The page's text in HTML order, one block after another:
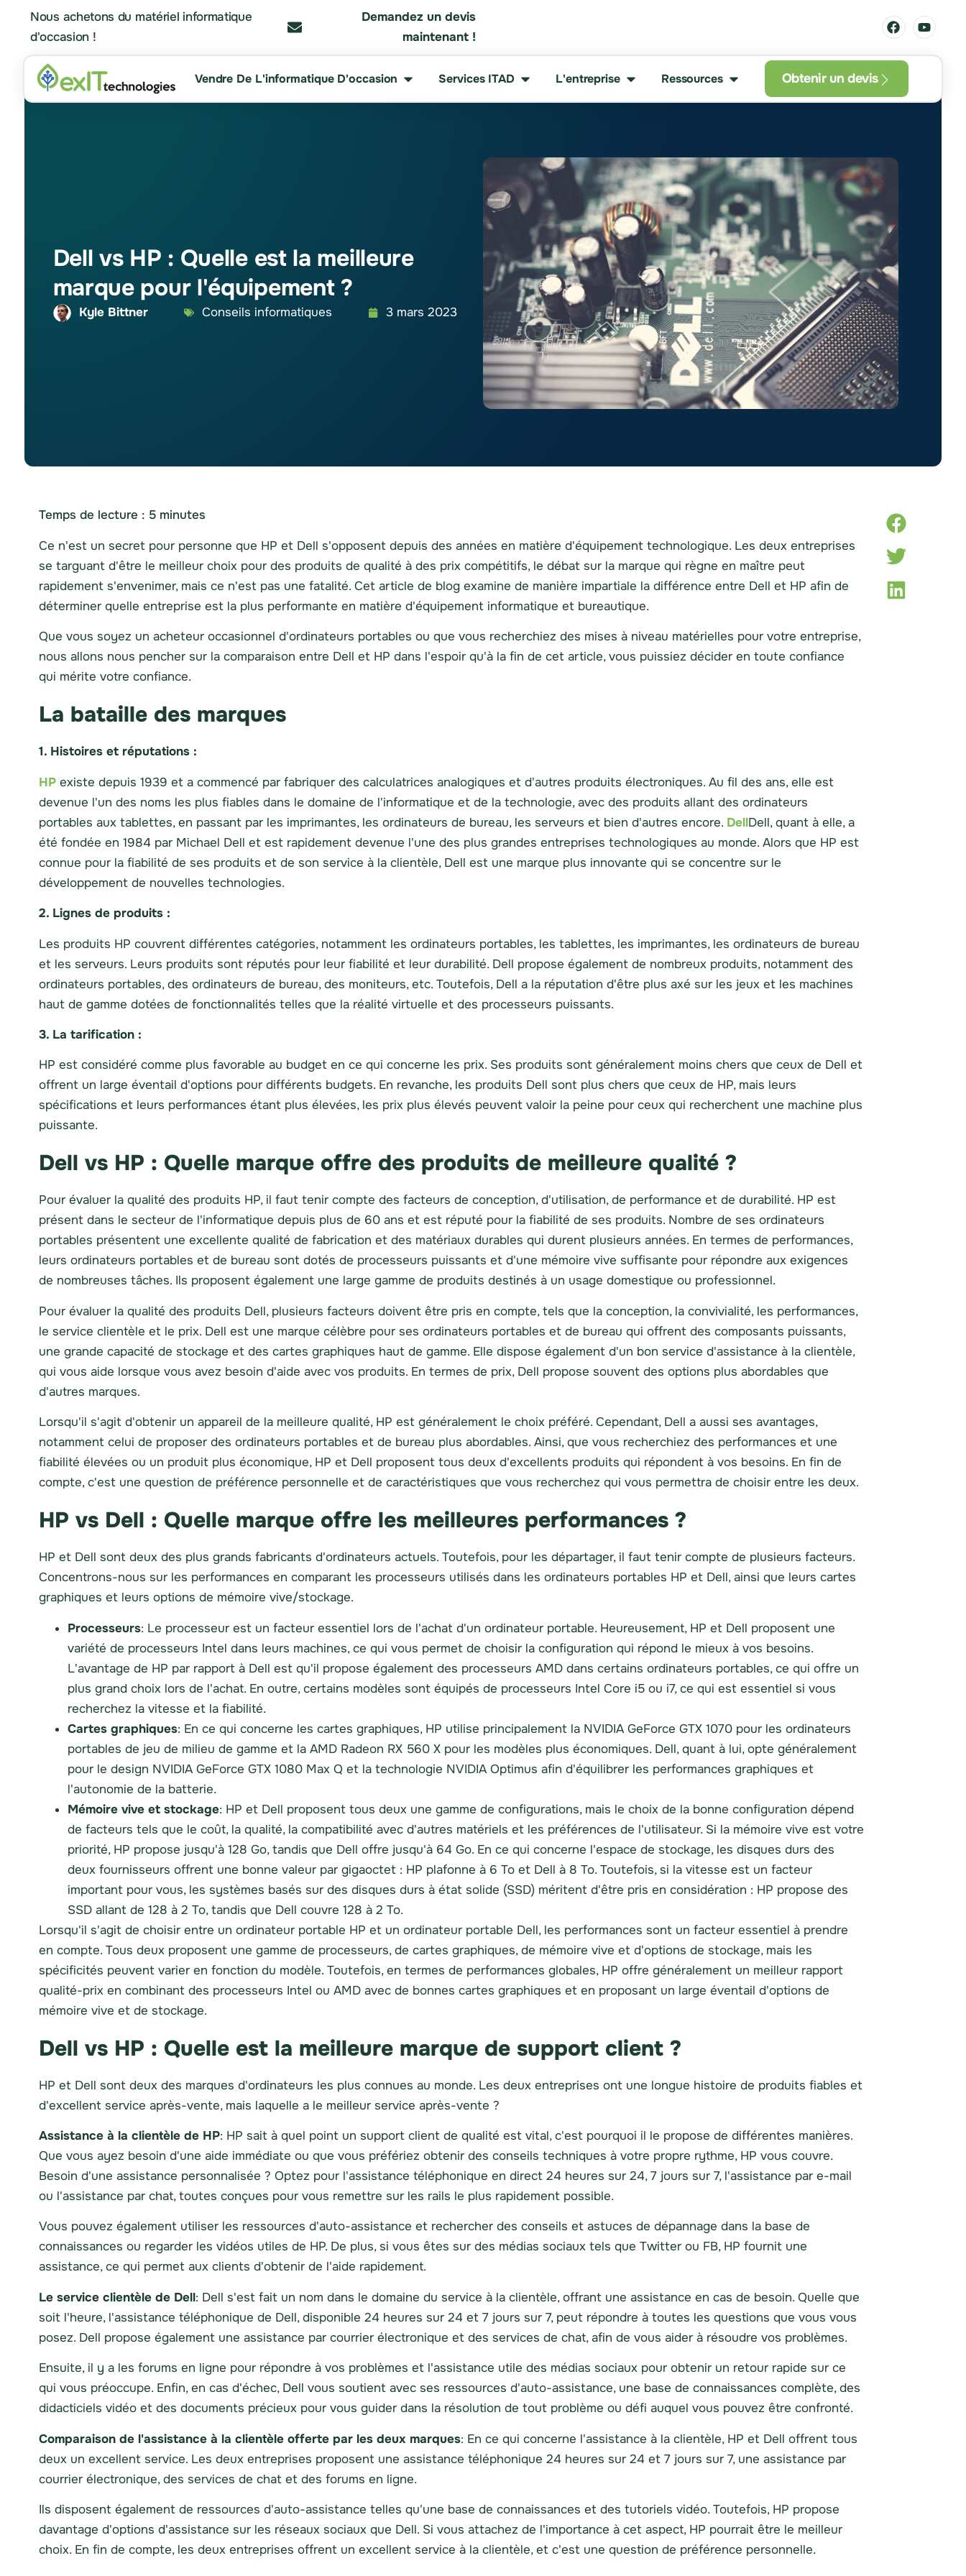
Nous achetons du matériel informatique
d'occasion !
Demandez un devis
maintenant !
Vendre De L'informatique D'occasion Services ITAD L'entreprise Ressources Obtenir un devis
Dell vs HP : Quelle est la meilleure
marque pour l'équipement ?
Kyle Bittner Conseils informatiques 3 mars 2023
Temps de lecture : 5 minutes
Ce n'est un secret pour personne que HP et Dell s'opposent depuis des années en matière d'équipement technologique. Les deux entreprises
se targuant d'être le meilleur choix pour des produits de qualité à des prix compétitifs, le débat sur la marque qui règne en maître peut
rapidement s'envenimer, mais ce n'est pas une fatalité. Cet article de blog examine de manière impartiale la différence entre Dell et HP afin de
déterminer quelle entreprise est la plus performante en matière d'équipement informatique et bureautique.
Que vous soyez un acheteur occasionnel d'ordinateurs portables ou que vous recherchiez des mises à niveau matérielles pour votre entreprise,
nous allons nous pencher sur la comparaison entre Dell et HP dans l'espoir qu'à la fin de cet article, vous puissiez décider en toute confiance
qui mérite votre confiance.
La bataille des marques
1. Histoires et réputations :
HPexiste depuis 1939 et a commencé par fabriquer des calculatrices analogiques et d'autres produits électroniques. Au fil des ans, elle est
devenue l'un des noms les plus fiables dans le domaine de l'informatique et de la technologie, avec des produits allant des ordinateurs
portables aux tablettes, en passant par les imprimantes, les ordinateurs de bureau, les serveurs et bien d'autres encore. DellDell, quant à elle, a
été fondée en 1984 par Michael Dell et est rapidement devenue l'une des plus grandes entreprises technologiques au monde. Alors que HP est
connue pour la fiabilité de ses produits et de son service à la clientèle, Dell est une marque plus innovante qui se concentre sur le
développement de nouvelles technologies.
2. Lignes de produits :
Les produits HP couvrent différentes catégories, notamment les ordinateurs portables, les tablettes, les imprimantes, les ordinateurs de bureau
et les serveurs. Leurs produits sont réputés pour leur fiabilité et leur durabilité. Dell propose également de nombreux produits, notamment des
ordinateurs portables, des ordinateurs de bureau, des moniteurs, etc. Toutefois, Dell a la réputation d'être plus axé sur les jeux et les machines
haut de gamme dotées de fonctionnalités telles que la réalité virtuelle et des processeurs puissants.
3. La tarification :
HP est considéré comme plus favorable au budget en ce qui concerne les prix. Ses produits sont généralement moins chers que ceux de Dell et
offrent un large éventail d'options pour différents budgets. En revanche, les produits Dell sont plus chers que ceux de HP, mais leurs
spécifications et leurs performances étant plus élevées, les prix plus élevés peuvent valoir la peine pour ceux qui recherchent une machine plus
puissante.
Dell vs HP : Quelle marque offre des produits de meilleure qualité ?
Pour évaluer la qualité des produits HP, il faut tenir compte des facteurs de conception, d'utilisation, de performance et de durabilité. HP est
présent dans le secteur de l'informatique depuis plus de 60 ans et est réputé pour la fiabilité de ses produits. Nombre de ses ordinateurs
portables présentent une excellente qualité de fabrication et des matériaux durables qui durent plusieurs années. En termes de performances,
leurs ordinateurs portables et de bureau sont dotés de processeurs puissants et d'une mémoire vive suffisante pour répondre aux exigences
de nombreuses tâches. Ils proposent également une large gamme de produits destinés à un usage domestique ou professionnel.
Pour évaluer la qualité des produits Dell, plusieurs facteurs doivent être pris en compte, tels que la conception, la convivialité, les performances,
le service clientèle et le prix. Dell est une marque célèbre pour ses ordinateurs portables et de bureau qui offrent des composants puissants,
une grande capacité de stockage et des cartes graphiques haut de gamme. Elle dispose également d'un bon service d'assistance à la clientèle,
qui vous aide lorsque vous avez besoin d'aide avec vos produits. En termes de prix, Dell propose souvent des options plus abordables que
d'autres marques.
Lorsqu'il s'agit d'obtenir un appareil de la meilleure qualité, HP est généralement le choix préféré. Cependant, Dell a aussi ses avantages,
notamment celui de proposer des ordinateurs portables et de bureau plus abordables. Ainsi, que vous recherchiez des performances et une
fiabilité élevées ou un produit plus économique, HP et Dell proposent tous deux d'excellents produits qui répondent à vos besoins. En fin de
compte, c'est une question de préférence personnelle et de caractéristiques que vous recherchez qui vous permettra de choisir entre les deux.
HP vs Dell : Quelle marque offre les meilleures performances ?
HP et Dell sont deux des plus grands fabricants d'ordinateurs actuels. Toutefois, pour les départager, il faut tenir compte de plusieurs facteurs.
Concentrons-nous sur les performances en comparant les processeurs utilisés dans les ordinateurs portables HP et Dell, ainsi que leurs cartes
graphiques et leurs options de mémoire vive/stockage.
Processeurs: Le processeur est un facteur essentiel lors de l'achat d'un ordinateur portable. Heureusement, HP et Dell proposent une
variété de processeurs Intel dans leurs machines, ce qui vous permet de choisir la configuration qui répond le mieux à vos besoins.
L'avantage de HP par rapport à Dell est qu'il propose également des processeurs AMD dans certains ordinateurs portables, ce qui offre un
plus grand choix lors de l'achat. En outre, certains modèles sont équipés de processeurs Intel Core i5 ou i7, ce qui est essentiel si vous
recherchez la vitesse et la fiabilité.
Cartes graphiques: En ce qui concerne les cartes graphiques, HP utilise principalement la NVIDIA GeForce GTX 1070 pour les ordinateurs
portables de jeu de milieu de gamme et la AMD Radeon RX 560 X pour les modèles plus économiques. Dell, quant à lui, opte généralement
pour le design NVIDIA GeForce GTX 1080 Max Q et la technologie NVIDIA Optimus afin d'équilibrer les performances graphiques et
l'autonomie de la batterie.
Mémoire vive et stockage: HP et Dell proposent tous deux une gamme de configurations, mais le choix de la bonne configuration dépend
de facteurs tels que le coût, la qualité, la compatibilité avec d'autres matériels et les préférences de l'utilisateur. Si la mémoire vive est votre
priorité, HP propose jusqu'à 128 Go, tandis que Dell offre jusqu'à 64 Go. En ce qui concerne l'espace de stockage, les disques durs des
deux fournisseurs offrent une bonne valeur par gigaoctet : HP plafonne à 6 To et Dell à 8 To. Toutefois, si la vitesse est un facteur
important pour vous, les systèmes basés sur des disques durs à état solide (SSD) méritent d'être pris en considération : HP propose des
SSD allant de 128 à 2 To, tandis que Dell couvre 128 à 2 To.
Lorsqu'il s'agit de choisir entre un ordinateur portable HP et un ordinateur portable Dell, les performances sont un facteur essentiel à prendre
en compte. Tous deux proposent une gamme de processeurs, de cartes graphiques, de mémoire vive et d'options de stockage, mais les
spécificités peuvent varier en fonction du modèle. Toutefois, en termes de performances globales, HP offre généralement un meilleur rapport
qualité-prix en combinant des processeurs Intel ou AMD avec de bonnes cartes graphiques et en proposant un large éventail d'options de
mémoire vive et de stockage.
Dell vs HP : Quelle est la meilleure marque de support client ?
HP et Dell sont deux des marques d'ordinateurs les plus connues au monde. Les deux entreprises ont une longue histoire de produits fiables et
d'excellent service après-vente, mais laquelle a le meilleur service après-vente ?
Assistance à la clientèle de HP: HP sait à quel point un support client de qualité est vital, c'est pourquoi il le propose de différentes manières.
Que vous ayez besoin d'une aide immédiate ou que vous préfériez obtenir des conseils techniques à votre propre rythme, HP vous couvre.
Besoin d'une assistance personnalisée ? Optez pour l'assistance téléphonique en direct 24 heures sur 24, 7 jours sur 7, l'assistance par e-mail
ou l'assistance par chat, toutes conçues pour vous remettre sur les rails le plus rapidement possible.
Vous pouvez également utiliser les ressources d'auto-assistance et rechercher des conseils et astuces de dépannage dans la base de
connaissances ou regarder les vidéos utiles de HP. De plus, si vous êtes sur des médias sociaux tels que Twitter ou FB, HP fournit une
assistance, ce qui permet aux clients d'obtenir de l'aide rapidement.
Le service clientèle de Dell: Dell s'est fait un nom dans le domaine du service à la clientèle, offrant une assistance en cas de besoin. Quelle que
soit l'heure, l'assistance téléphonique de Dell, disponible 24 heures sur 24 et 7 jours sur 7, peut répondre à toutes les questions que vous vous
posez. Dell propose également une assistance par courrier électronique et des services de chat, afin de vous aider à résoudre vos problèmes.
Ensuite, il y a les forums en ligne pour répondre à vos problèmes et l'assistance utile des médias sociaux pour obtenir un retour rapide sur ce
qui vous préoccupe. Enfin, en cas d'échec, Dell vous soutient avec ses ressources d'auto-assistance, une base de connaissances complète, des
didacticiels vidéo et des documents précieux pour vous guider dans la résolution de tout problème ou défi auquel vous pouvez être confronté.
Comparaison de l'assistance à la clientèle offerte par les deux marques: En ce qui concerne l'assistance à la clientèle, HP et Dell offrent tous
deux un excellent service. Les deux entreprises proposent une assistance téléphonique 24 heures sur 24 et 7 jours sur 7, une assistance par
courrier électronique, des services de chat et des forums en ligne.
Ils disposent également de ressources d'auto-assistance telles qu'une base de connaissances et des tutoriels vidéo. Toutefois, HP propose
davantage d'options d'assistance sur les réseaux sociaux que Dell. Si vous attachez de l'importance à cet aspect, HP pourrait être le meilleur
choix. En fin de compte, les deux entreprises offrent un excellent service à la clientèle, et c'est une question de préférence personnelle.